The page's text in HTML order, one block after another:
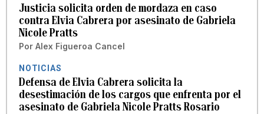
Justicia solicita orden de mordaza en caso
contra Elvia Cabrera por asesinato de Gabriela
Nicole Pratts
Por Alex Figueroa Cancel
NOTICIAS
Defensa de Elvia Cabrera solicita la
desestimación de los cargos que enfrenta por el
asesinato de Gabriela Nicole Pratts Rosario